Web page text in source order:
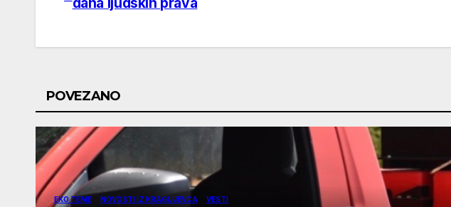
POVEZANO
EKO TEME NOVOSTI IZ KRAGUJEVCA VESTI